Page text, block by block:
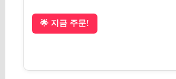
🌟 지금 주문!